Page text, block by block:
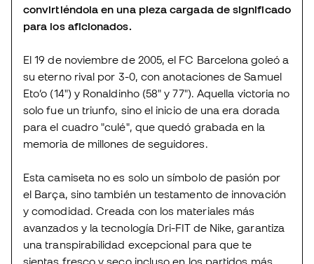
convirtiéndola en una pieza cargada de significado
para los aficionados.
El 19 de noviembre de 2005, el FC Barcelona goleó a
su eterno rival por 3-0, con anotaciones de Samuel
Eto’o (14") y Ronaldinho (58" y 77"). Aquella victoria no
solo fue un triunfo, sino el inicio de una era dorada
para el cuadro "culé", que quedó grabada en la
memoria de millones de seguidores.
Esta camiseta no es solo un símbolo de pasión por
el Barça, sino también un testamento de innovación
y comodidad. Creada con los materiales más
avanzados y la tecnología Dri-FIT de Nike, garantiza
una transpirabilidad excepcional para que te
sientas fresco y seco incluso en los partidos más